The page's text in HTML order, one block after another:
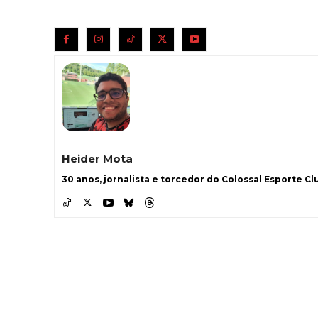
Heider Mota
30 anos, jornalista e torcedor do Colossal Esporte